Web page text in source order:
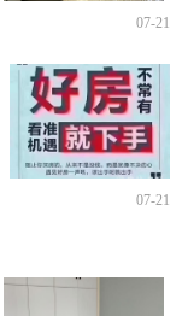
07-21
07-21